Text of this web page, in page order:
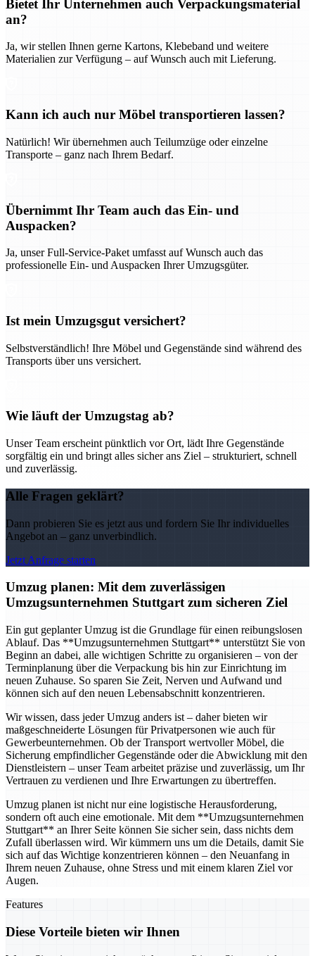
Bietet Ihr Unternehmen auch Verpackungsmaterial
an?
Ja, wir stellen Ihnen gerne Kartons, Klebeband und weitere
Materialien zur Verfügung – auf Wunsch auch mit Lieferung.
Kann ich auch nur Möbel transportieren lassen?
Natürlich! Wir übernehmen auch Teilumzüge oder einzelne
Transporte – ganz nach Ihrem Bedarf.
Übernimmt Ihr Team auch das Ein- und
Auspacken?
Ja, unser Full-Service-Paket umfasst auf Wunsch auch das
professionelle Ein- und Auspacken Ihrer Umzugsgüter.
Ist mein Umzugsgut versichert?
Selbstverständlich! Ihre Möbel und Gegenstände sind während des
Transports über uns versichert.
Wie läuft der Umzugstag ab?
Unser Team erscheint pünktlich vor Ort, lädt Ihre Gegenstände
sorgfältig ein und bringt alles sicher ans Ziel – strukturiert, schnell
und zuverlässig.
Alle Fragen geklärt?
Dann probieren Sie es jetzt aus und fordern Sie Ihr individuelles
Angebot an – ganz unverbindlich.
Jetzt Anfrage starten
Umzug planen: Mit dem zuverlässigen
Umzugsunternehmen Stuttgart zum sicheren Ziel
Ein gut geplanter Umzug ist die Grundlage für einen reibungslosen
Ablauf. Das **Umzugsunternehmen Stuttgart** unterstützt Sie von
Beginn an dabei, alle wichtigen Schritte zu organisieren – von der
Terminplanung über die Verpackung bis hin zur Einrichtung im
neuen Zuhause. So sparen Sie Zeit, Nerven und Aufwand und
können sich auf den neuen Lebensabschnitt konzentrieren.
Wir wissen, dass jeder Umzug anders ist – daher bieten wir
maßgeschneiderte Lösungen für Privatpersonen wie auch für
Gewerbeunternehmen. Ob der Transport wertvoller Möbel, die
Sicherung empfindlicher Gegenstände oder die Abwicklung mit den
Dienstleistern – unser Team arbeitet präzise und zuverlässig, um Ihr
Vertrauen zu verdienen und Ihre Erwartungen zu übertreffen.
Umzug planen ist nicht nur eine logistische Herausforderung,
sondern oft auch eine emotionale. Mit dem **Umzugsunternehmen
Stuttgart** an Ihrer Seite können Sie sicher sein, dass nichts dem
Zufall überlassen wird. Wir kümmern uns um die Details, damit Sie
sich auf das Wichtige konzentrieren können – den Neuanfang in
Ihrem neuen Zuhause, ohne Stress und mit einem klaren Ziel vor
Augen.
Features
Diese Vorteile bieten wir Ihnen